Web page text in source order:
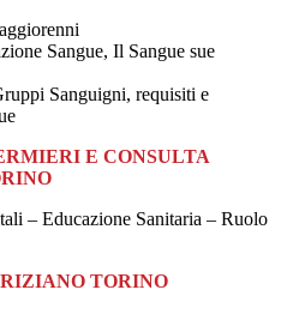
Sangue, Il Sangue sue
Sanguigni, requisiti e
E CONSULTA
– Educazione Sanitaria – Ruolo
TORINO